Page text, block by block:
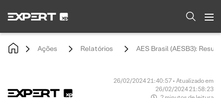
Ações Relatórios AES Brasil (AESB3):
26/02/2024 21:40:57 • Atualizado em
26/02/2024 21:58:23